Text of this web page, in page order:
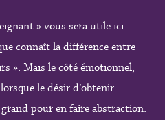
» vous sera utile ici.
connaît la différence entre
». Mais le côté émotionnel,
le désir d’obtenir
pour en faire abstraction.